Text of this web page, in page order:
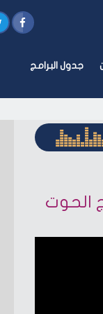
جدول البرامج
- نجوم اف ام
الحوت